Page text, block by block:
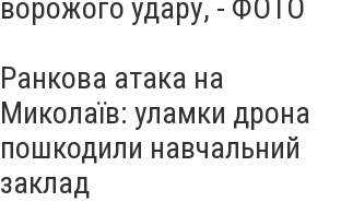
ворожого удару, - ФОТО
Ранкова атака на
Миколаїв: уламки дрона
пошкодили навчальний
заклад